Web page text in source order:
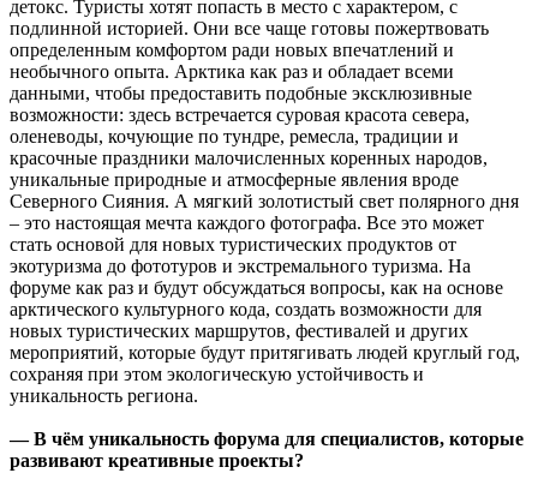
детокс. Туристы хотят попасть в место с характером, с
подлинной историей. Они все чаще готовы пожертвовать
определенным комфортом ради новых впечатлений и
необычного опыта. Арктика как раз и обладает всеми
данными, чтобы предоставить подобные эксклюзивные
возможности: здесь встречается суровая красота севера,
оленеводы, кочующие по тундре, ремесла, традиции и
красочные праздники малочисленных коренных народов,
уникальные природные и атмосферные явления вроде
Северного Сияния. А мягкий золотистый свет полярного дня
– это настоящая мечта каждого фотографа. Все это может
стать основой для новых туристических продуктов от
экотуризма до фототуров и экстремального туризма. На
форуме как раз и будут обсуждаться вопросы, как на основе
арктического культурного кода, создать возможности для
новых туристических маршрутов, фестивалей и других
мероприятий, которые будут притягивать людей круглый год,
сохраняя при этом экологическую устойчивость и
уникальность региона.
— В чём уникальность форума для специалистов, которые
развивают креативные проекты?